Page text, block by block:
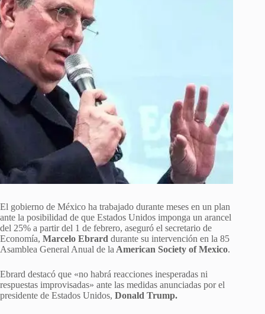
El gobierno de México ha trabajado durante meses en un plan
ante la posibilidad de que Estados Unidos imponga un arancel
del 25% a partir del 1 de febrero, aseguró el secretario de
Economía, Marcelo Ebrard durante su intervención en la 85
Asamblea General Anual de la American Society of Mexico.
Ebrard destacó que «no habrá reacciones inesperadas ni
respuestas improvisadas» ante las medidas anunciadas por el
presidente de Estados Unidos, Donald Trump.